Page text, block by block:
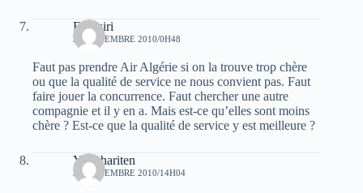
El Dziri
24 NOVEMBRE 2010/0H48
Faut pas prendre Air Algérie si on la trouve trop chère
ou que la qualité de service ne nous convient pas. Faut
faire jouer la concurrence. Faut chercher une autre
compagnie et il y en a. Mais est-ce qu’elles sont moins
chère ? Est-ce que la qualité de service y est meilleure ?
Youghariten
24 NOVEMBRE 2010/14H04